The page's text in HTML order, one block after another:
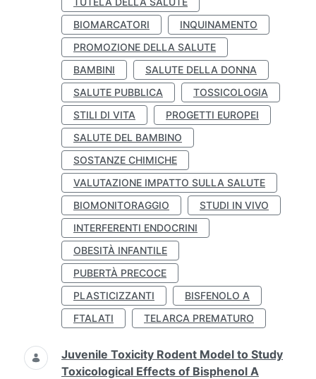
BIOMARCATORI
INQUINAMENTO
PROMOZIONE DELLA SALUTE
BAMBINI
SALUTE DELLA DONNA
SALUTE PUBBLICA
TOSSICOLOGIA
STILI DI VITA
PROGETTI EUROPEI
SALUTE DEL BAMBINO
SOSTANZE CHIMICHE
VALUTAZIONE IMPATTO SULLA SALUTE
BIOMONITORAGGIO
STUDI IN VIVO
INTERFERENTI ENDOCRINI
OBESITÀ INFANTILE
PUBERTÀ PRECOCE
PLASTICIZZANTI
BISFENOLO A
FTALATI
TELARCA PREMATURO
Juvenile Toxicity Rodent Model to Study
Toxicological Effects of Bisphenol A